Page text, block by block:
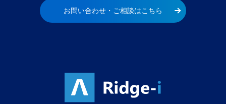
お問い合わせ・ご相談はこちら